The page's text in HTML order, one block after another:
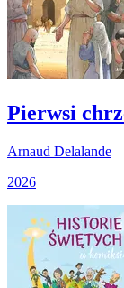
Pierwsi
Arnaud Delalande
2026